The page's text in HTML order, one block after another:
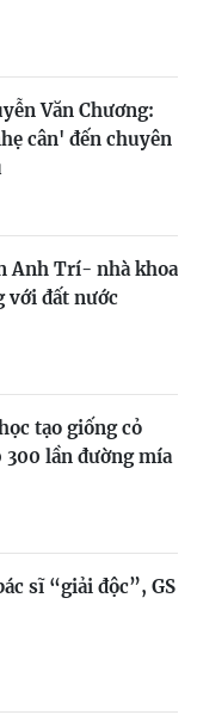
Văn Chương:
cân' đến chuyên
Anh Trí- nhà khoa
với đất nước
tạo giống cỏ
300 lần đường mía
sĩ “giải độc”, GS